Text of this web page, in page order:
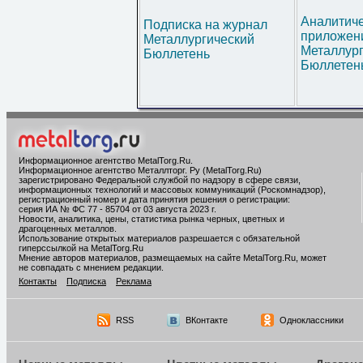
Подписка на журнал
Металлургический
Бюллетень
Информационное агентство MetalTorg.Ru
Информационное агентство Металлторг. Ру (MetalTorg.Ru)
зарегистрировано Федеральной службой по надзору в сфере связи,
информационных технологий и массовых коммуникаций (Роскомнадзор),
регистрационный номер и дата принятия решения о регистрации:
серия ИА № ФС 77 - 85704 от 03 августа 2023 г.
Новости, аналитика, цены, статистика рынка черных, цветных и
драгоценных металлов.
Использование открытых материалов разрешается с обязательной
гиперссылкой на MetalTorg.Ru
Мнение авторов материалов, размещаемых на сайте MetalTorg.Ru, может
не совпадать с мнением редакции.
Контакты
Подписка Реклама
RSS ВКонтакте Одноклассники